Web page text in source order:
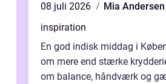
08 juli 2026
Mia Andersen
inspiration
En god indisk middag i
om mere end stærke
om balance, håndværk og